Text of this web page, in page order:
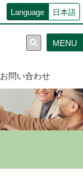
Language 日本語
お問い合わせ
MENU